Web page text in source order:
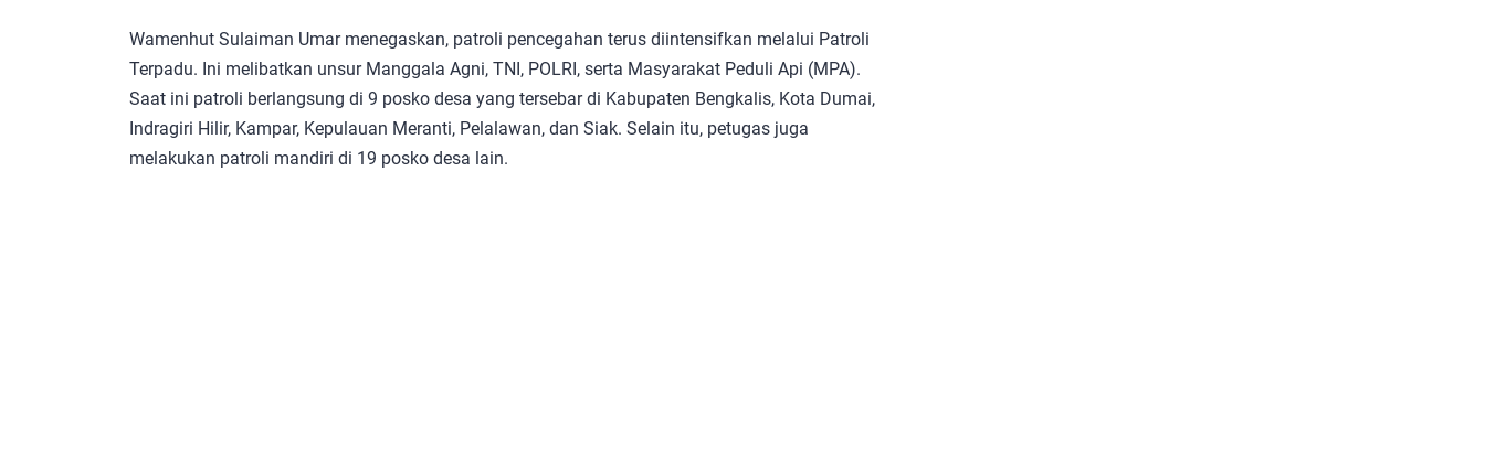
Wamenhut Sulaiman Umar menegaskan, patroli pencegahan terus diintensifkan melalui Patroli
Terpadu. Ini melibatkan unsur Manggala Agni, TNI, POLRI, serta Masyarakat Peduli Api (MPA).
Saat ini patroli berlangsung di 9 posko desa yang tersebar di Kabupaten Bengkalis, Kota Dumai,
Indragiri Hilir, Kampar, Kepulauan Meranti, Pelalawan, dan Siak. Selain itu, petugas juga
melakukan patroli mandiri di 19 posko desa lain.